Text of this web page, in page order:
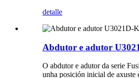
detalle
Abdutor e adutor
O abdutor e adutor da serie
unha posición inicial de axuste